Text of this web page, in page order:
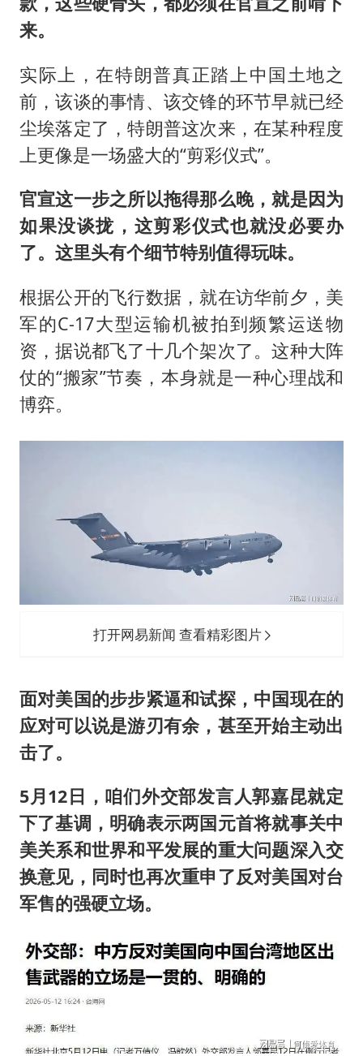
来。
实际上，在特朗普真正踏上中国土地之
前，该谈的事情、该交锋的环节早就已经
尘埃落定了，特朗普这次来，在某种程度
上更像是一场盛大的“剪彩仪式”。
官宣这一步之所以拖得那么晚，就是因为
如果没谈拢，这剪彩仪式也就没必要办
了。这里头有个细节特别值得玩味。
根据公开的飞行数据，就在访华前夕，美
军的C-17大型运输机被拍到频繁运送物
资，据说都飞了十几个架次了。这种大阵
仗的“搬家”节奏，本身就是一种心理战和
博弈。
打开网易新闻 查看精彩图片
面对美国的步步紧逼和试探，中国现在的
应对可以说是游刃有余，甚至开始主动出
击了。
5月12日，咱们外交部发言人郭嘉昆就定
下了基调，明确表示两国元首将就事关中
美关系和世界和平发展的重大问题深入交
换意见，同时也再次重申了反对美国对台
军售的强硬立场。